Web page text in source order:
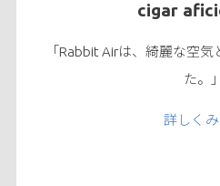
cigar
「Rabbit Airは、綺麗な空
た。」
詳しくみ